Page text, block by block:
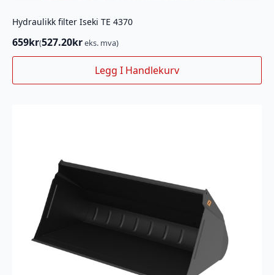
Hydraulikk filter Iseki TE 4370
659kr(527.20kreks. mva)
Legg I Handlekurv